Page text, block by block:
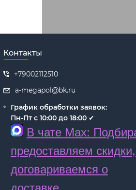
Контакты
+79002112510
a-megapol@bk.ru
График обработки заявок:
Пн-Пт с 10:00 до 18:00 ✔
В чате Max:
предоставляем скидки,
договариваемся о